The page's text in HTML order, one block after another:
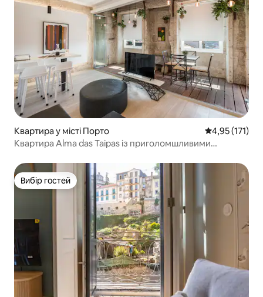
Квартира у місті Порто Середня
4,95 (171)
Квартира Alma das Taipas із приголомшливими
Вибір гостей
Вибір гостей